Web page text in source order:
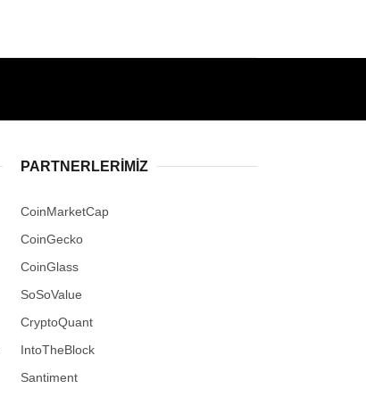
PARTNERLERIMIZ
CoinMarketCap
CoinGecko
CoinGlass
SoSoValue
CryptoQuant
IntoTheBlock
Santiment